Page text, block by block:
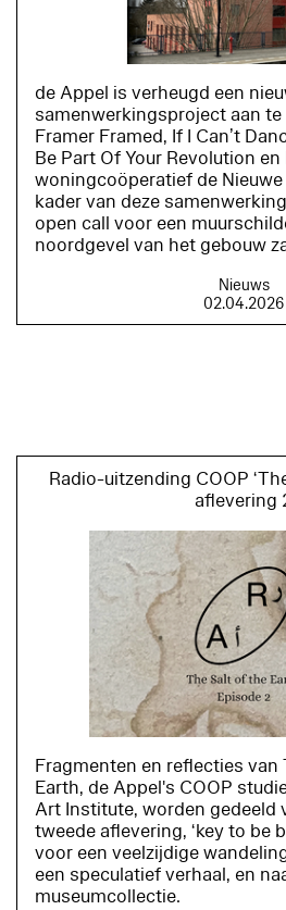
de Appel is verheugd een
samenwerkingsproject aan
Framer Framed, If I Can’t
Be Part Of Your Revolution en
woningcoöperatief de
kader van deze
open call voor een
noordgevel van het gebouw
Nieuws
02.04.2026
Radio-uitzending COOP
aflevering
Fragmenten en reflecties van
Earth, de Appel's COOP
Art Institute, worden gedeeld
tweede aflevering, ‘key to be
voor een veelzijdige
een speculatief verhaal, en
museumcollectie.